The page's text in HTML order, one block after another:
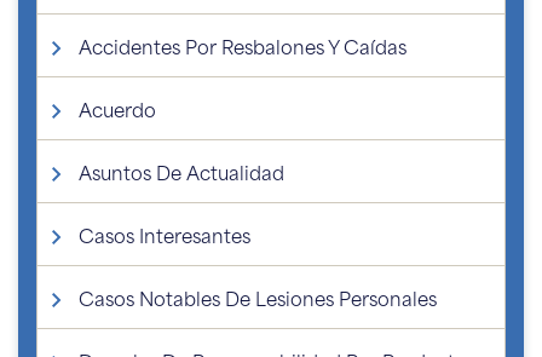
Accidentes Por Resbalones Y Caídas
Acuerdo
Asuntos De Actualidad
Casos Interesantes
Casos Notables De Lesiones Personales